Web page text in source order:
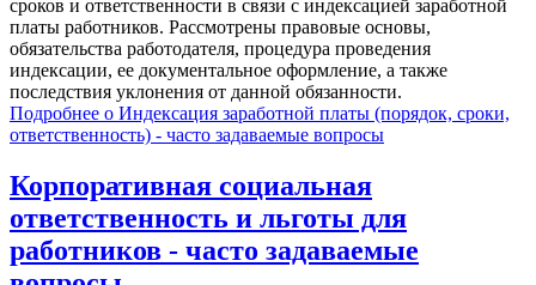
сроков и ответственности в связи с индексацией заработной
платы работников. Рассмотрены правовые основы,
обязательства работодателя, процедура проведения
индексации, ее документальное оформление, а также
последствия уклонения от данной обязанности.
Подробнее о Индексация заработной платы (порядок, сроки,
ответственность) - часто задаваемые вопросы
Корпоративная социальная
ответственность и льготы для
работников - часто задаваемые